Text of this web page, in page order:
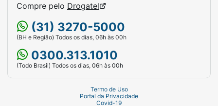
Compre pelo Drogatel
(31) 3270-5000
(BH e Região) Todos os dias, 06h às 00h
0300.313.1010
(Todo Brasil) Todos os dias, 06h às 00h
Termo de Uso
Portal da Privacidade
Covid-19